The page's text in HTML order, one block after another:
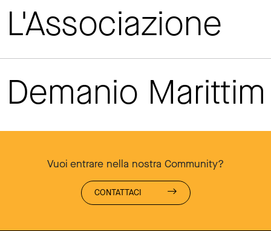
L'Associazione
Demanio
Vuoi entrare nella nostra Community?
CONTATTACI